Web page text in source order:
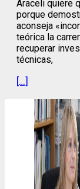
Araceli quiere
porque
aconseja
teórica la
recuperar
técnicas,
[…]